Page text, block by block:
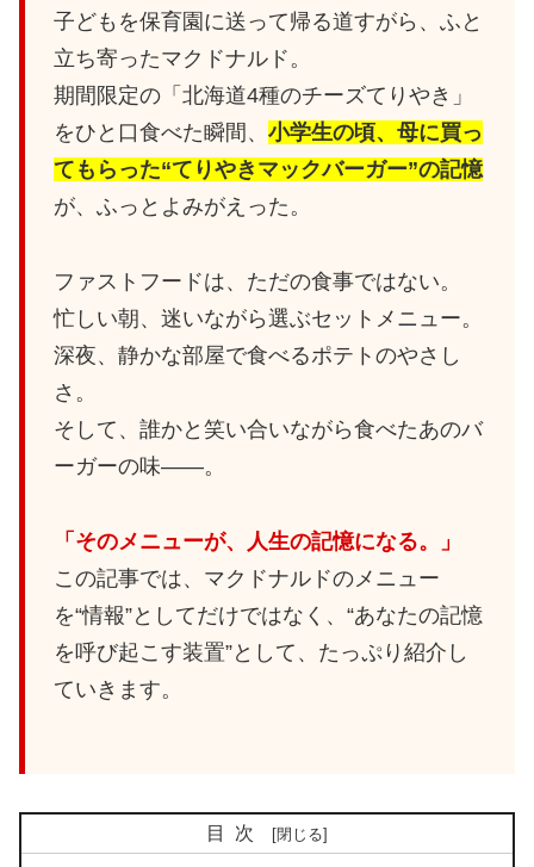
子どもを保育園に送って帰る道すがら、ふと
立ち寄ったマクドナルド。
期間限定の「北海道4種のチーズてりやき」
をひと口食べた瞬間、 小学生の頃、母に買っ
てもらった“てりやきマックバーガー”の記憶
が、ふっとよみがえった。
ファストフードは、ただの食事ではない。
忙しい朝、迷いながら選ぶセットメニュー。
深夜、静かな部屋で食べるポテトのやさし
さ。
そして、誰かと笑い合いながら食べたあのバ
ーガーの味——。
「そのメニューが、人生の記憶になる。」
この記事では、マクドナルドのメニュー
を“情報”としてだけではなく、“あなたの記憶
を呼び起こす装置”として、たっぷり紹介し
ていきます。
目次